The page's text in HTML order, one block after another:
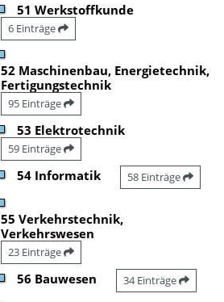
51 Werkstoffkunde
6 Einträge
52 Maschinenbau, Energietechnik,
Fertigungstechnik
95 Einträge
53 Elektrotechnik
59 Einträge
54 Informatik 58 Einträge
55 Verkehrstechnik,
Verkehrswesen
23 Einträge
56 Bauwesen 34 Einträge